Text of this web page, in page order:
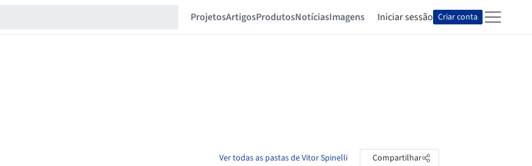
ProjetosArtigosProdutosNotíciasImagens Iniciar sessão Criar conta
Ver todas as pastas de Vitor Spinelli Compartilhar